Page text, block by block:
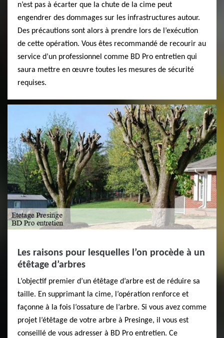
n’est pas à écarter que la chute de la cime peut
engendrer des dommages sur les infrastructures autour.
Des précautions sont alors à prendre lors de l’exécution
de cette opération. Vous êtes recommandé de recourir au
service d’un professionnel comme BD Pro entretien qui
saura mettre en œuvre toutes les mesures de sécurité
requises.
Les raisons pour lesquelles l’on procède à un
étêtage d’arbres
L’objectif premier d’un étêtage d’arbre est de réduire sa
taille. En supprimant la cime, l’opération renforce et
façonne à la fois l’ossature de l’arbre. Si vous avez comme
projet l’étêtage de votre arbre à Presinge, il vous est
conseillé de vous adresser à BD Pro entretien. Ce